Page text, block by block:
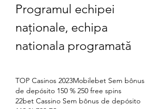
Programul echipei
naționale, echipa
nationala programată
TOP Casinos 2023Mobilebet Sem bônus
de depósito 150 % 250 free spins
22bet Cassino Sem bônus de depósito